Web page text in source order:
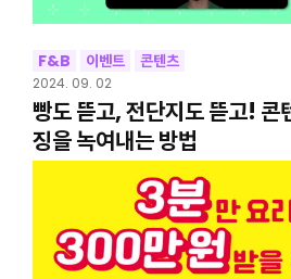
F&B 이벤트 콘텐츠
2024. 09. 02
빵도 뜯고, 전단지도 뜯고! 콘
징을 녹여내는 방법